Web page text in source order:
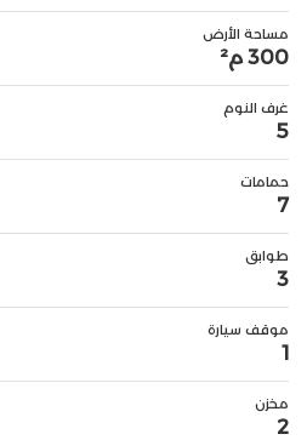
مساحة الأرض
300 م²
غرف النوم
5
حمامات
7
طوابق
3
موقف سيارة
1
مخزن
2